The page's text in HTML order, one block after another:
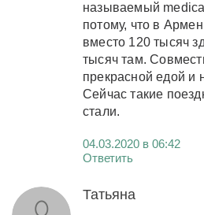
называемый
потому, что в
вместо 120 тысяч
тысяч там.
прекрасной едой и
Сейчас такие
стали.
04.03.2020 в 06:42
Ответить
Татьяна